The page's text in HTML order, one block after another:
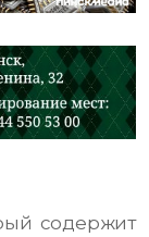
содержит